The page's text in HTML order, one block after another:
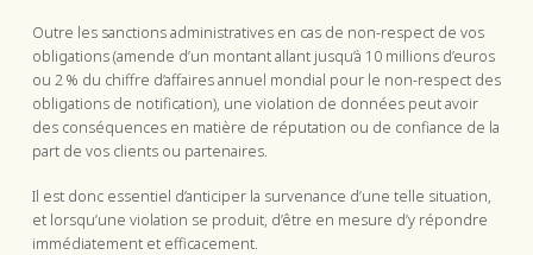
Outre les sanctions administratives en cas de non-respect de vos
obligations (amende d’un montant allant jusqu’à 10 millions d’euros
ou 2 % du chiffre d’affaires annuel mondial pour le non-respect des
obligations de notification), une violation de données peut avoir
des conséquences en matière de réputation ou de confiance de la
part de vos clients ou partenaires.
Il est donc essentiel d’anticiper la survenance d’une telle situation,
et lorsqu’une violation se produit, d’être en mesure d’y répondre
immédiatement et efficacement.